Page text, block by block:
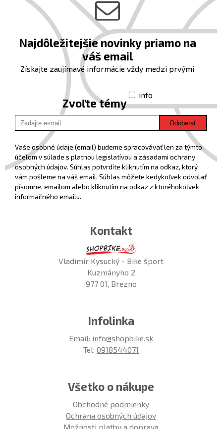
Najdôležitejšie novinky priamo na
váš email
Získajte zaujímavé informácie vždy medzi prvými
Zvoľte témy
info
Odoberať
Vaše osobné údaje (email) budeme spracovávať len za týmto
účelom v súlade s platnou legislatívou a zásadami ochrany
osobných údajov. Súhlas potvrdíte kliknutím na odkaz, ktorý
vám pošleme na váš email. Súhlas môžete kedykoľvek odvolať
písomne, emailom alebo kliknutím na odkaz z ktoréhokoľvek
informačného emailu.
Kontakt
Vladimír Kysucký - Bike šport
Kuzmányho 2
977 01, Brezno
Infolinka
Email: info@shopbike.sk
Tel: 0918544071
Všetko o nákupe
Obchodné podmienky
Ochrana osobných údajov
Možnosti platby a doprava